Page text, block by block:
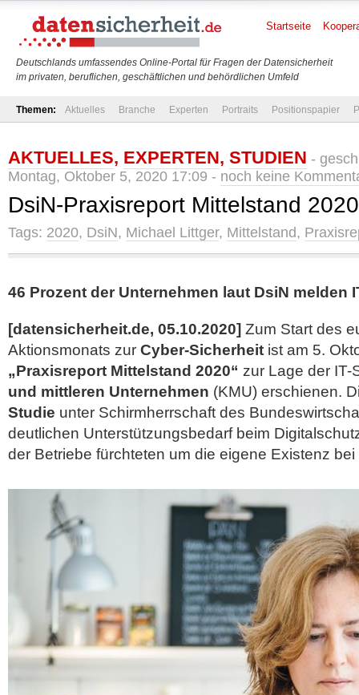
Deutschlands umfassendes Online-Portal für Fragen der Datensicherheit
im privaten, beruflichen, geschäftlichen und behördlichen Umfeld
Startseite
Themen: Aktuelles Branche Experten Portraits Positionspapier
AKTUELLES, EXPERTEN, STUDIEN -
Montag, Oktober 5, 2020 17:09 - noch keine
DsiN-Praxisreport Mittelstand
Tags: 2020, DsiN, Michael Littger, Mittelstand,
46 Prozent der Unternehmen laut DsiN melden
[datensicherheit.de, 05.10.2020] Zum Start des
Aktionsmonats zur Cyber-Sicherheit ist am 5.
„Praxisreport Mittelstand 2020“ zur Lage der
und mittleren Unternehmen (KMU) erschienen.
Studie unter Schirmherrschaft des
deutlichen Unterstützungsbedarf beim
der Betriebe fürchteten um die eigene Existenz